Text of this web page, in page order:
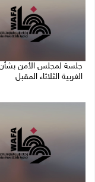
جلسة لمجلس الأمن
الغربية الثلاثاء المقبل